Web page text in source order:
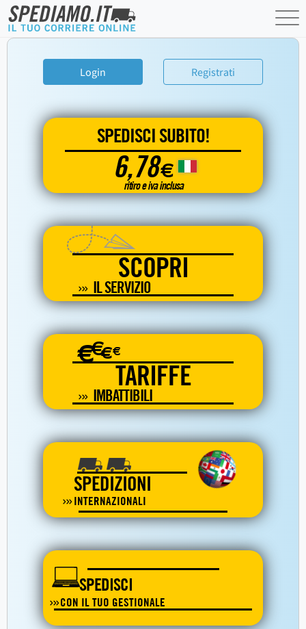
Login Registrati
SPEDISCI SUBITO!
6,78€
ritiro e iva inclusa
SCOPRI
IL SERVIZIO
€€€€
TARIFFE
IMBATTIBILI
SPEDIZIONI
INTERNAZIONALI
SPEDISCI
CON IL TUO GESTIONALE